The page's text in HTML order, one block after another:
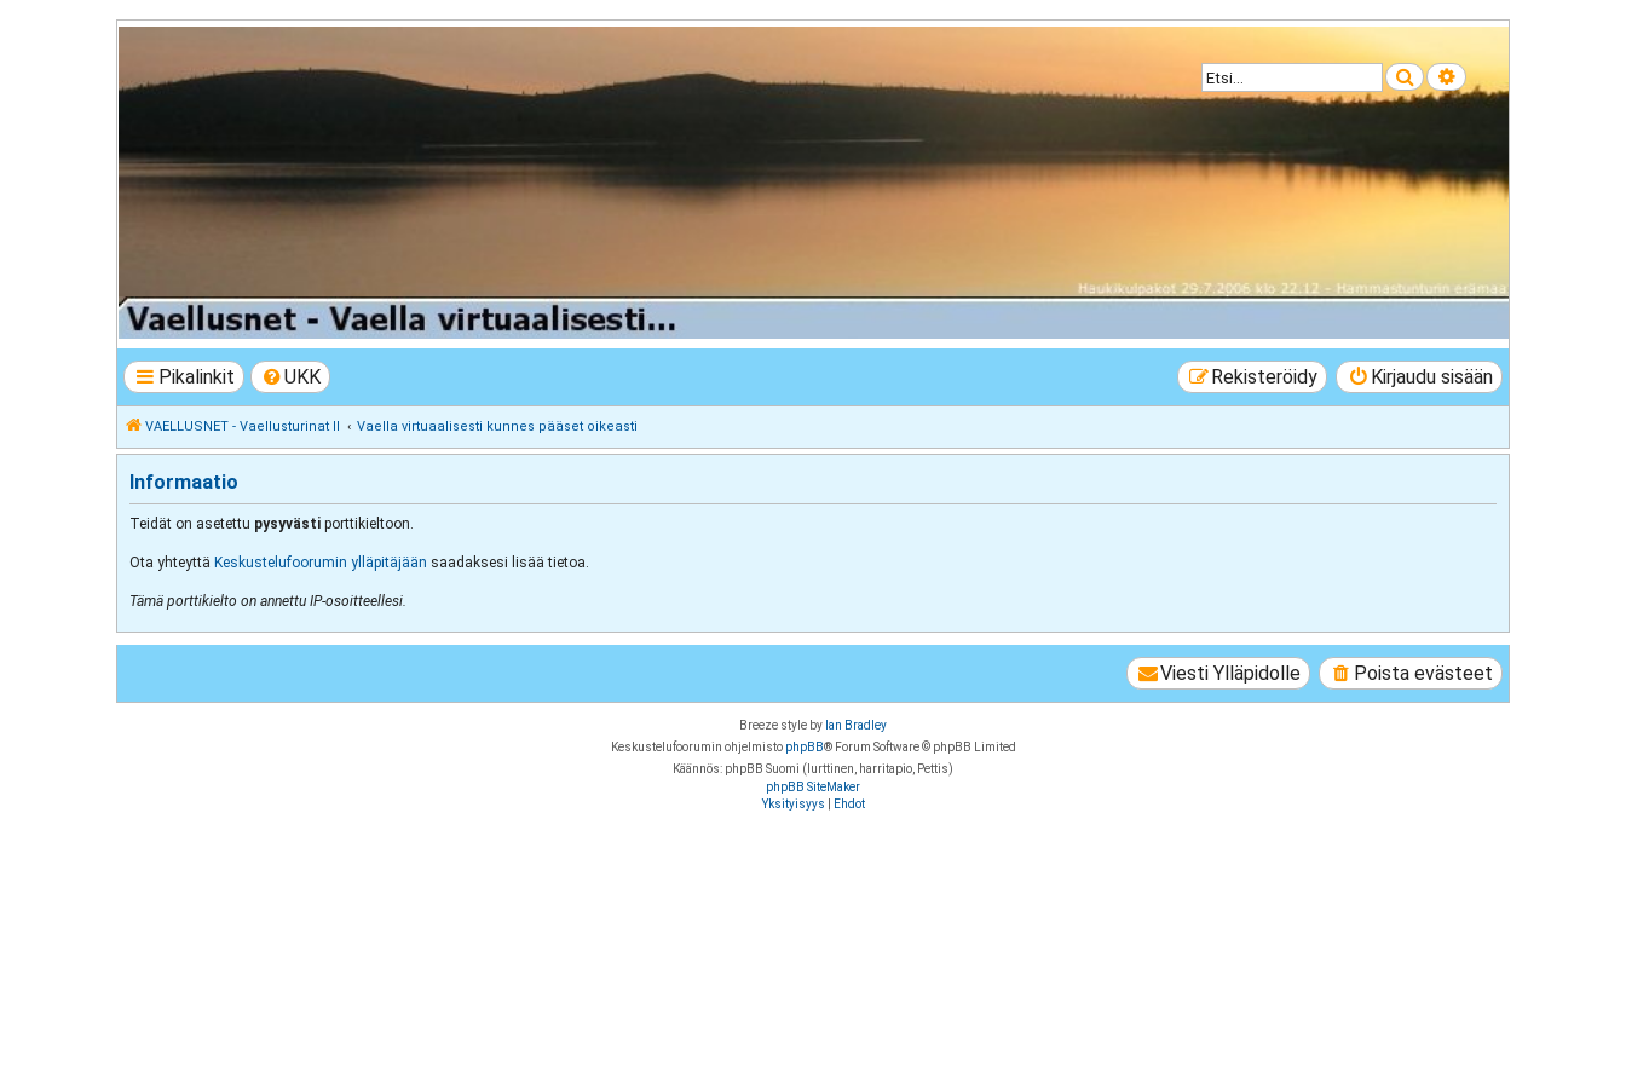
Etsi Tarkennettu haku
VAELLUSNET - Vaellusturinat II
Keskustelua vaeltamisesta ja Lapista
Pikalinkit UKK Kirjaudu sisään
Rekisteröidy
VAELLUSNET - Vaellusturinat II Vaella virtuaalisesti kunnes pääset oikeasti
Informaatio
Teidät on asetettu pysyvästi porttikieltoon.
Ota yhteyttä Keskustelufoorumin ylläpitäjään saadaksesi lisää tietoa.
Tämä porttikielto on annettu IP-osoitteellesi.
Poista evästeet
Viesti Ylläpidolle
Breeze style by Ian Bradley
Keskustelufoorumin ohjelmisto phpBB® Forum Software © phpBB Limited
Käännös: phpBB Suomi (lurttinen, harritapio, Pettis)
phpBB SiteMaker
Yksityisyys
Ehdot